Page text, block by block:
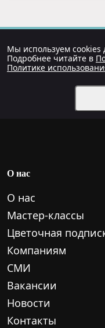
Мы используем cookies
Подробнее читайте в
Политике
О нас
О нас
Мастер-классы
Цветочная
Компаниям
СМИ
Вакансии
Новости
Контакты